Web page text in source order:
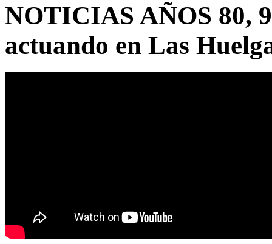
NOTICIAS AÑOS 80,
actuando en Las